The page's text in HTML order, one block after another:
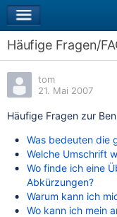
Häufige Fragen/
tom
21. Mai 2007
Häufige Fragen zur
Was bedeuten die
Welche Umschrift
Wo finde ich eine
Abkürzungen?
Warum kann ich
Wo kann ich mein